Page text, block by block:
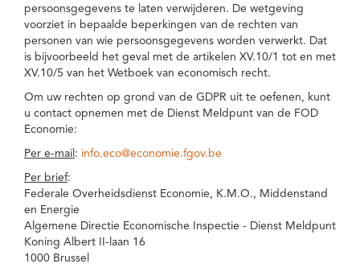
persoonsgegevens te laten verwijderen. De wetgeving
voorziet in bepaalde beperkingen van de rechten van
personen van wie persoonsgegevens worden verwerkt. Dat
is bijvoorbeeld het geval met de artikelen XV.10/1 tot en met
XV.10/5 van het Wetboek van economisch recht.
Om uw rechten op grond van de GDPR uit te oefenen, kunt
u contact opnemen met de Dienst Meldpunt van de FOD
Economie:
Per e-mail : info.eco@economie.fgov.be
Per brief:
Federale Overheidsdienst Economie, K.M.O., Middenstand
en Energie
Algemene Directie Economische Inspectie - Dienst Meldpunt
Koning Albert II-laan 16
1000 Brussel